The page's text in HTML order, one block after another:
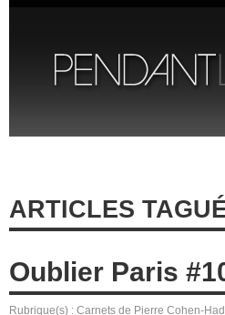
ARTICLES
Oublier Paris
Rubrique(s) : Carnets de Pierre Cohen-